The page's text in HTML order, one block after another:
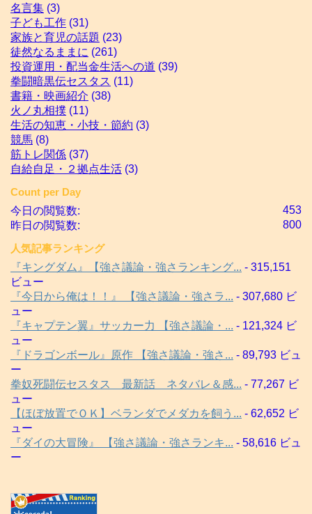
名言集 (3)
子ども工作 (31)
家族と育児の話題 (23)
徒然なるままに (261)
投資運用・配当金生活への道 (39)
拳闘暗黒伝セスタス (11)
書籍・映画紹介 (38)
火ノ丸相撲 (11)
生活の知恵・小技・節約 (3)
競馬 (8)
筋トレ関係 (37)
自給自足・２拠点生活 (3)
Count per Day
453
今日の閲覧数:
800
昨日の閲覧数:
人気記事ランキング
『キングダム』【強さ議論・強さランキング... - 315,151
ビュー
『今日から俺は！！』 【強さ議論・強さラ... - 307,680 ビ
ュー
『キャプテン翼』サッカー力 【強さ議論・... - 121,324 ビ
ュー
『ドラゴンボール』原作 【強さ議論・強さ... - 89,793 ビュ
ー
拳奴死闘伝セスタス 最新話 ネタバレ＆感... - 77,267 ビ
ュー
【ほぼ放置でＯＫ】ベランダでメダカを飼う... - 62,652 ビ
ュー
『ダイの大冒険』 【強さ議論・強さランキ... - 58,616 ビュ
ー